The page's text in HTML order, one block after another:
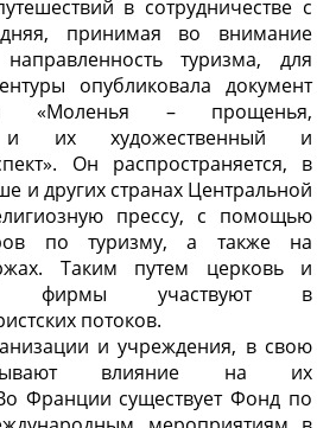
в сотрудничестве с
принимая во внимание
направленность туризма, для
опубликовала документ
«Моленья – прощенья,
и их художественный и
Он распространяется, в
и других странах Центральной
прессу, с помощью
по туризму, а также на
Таким путем церковь и
фирмы участвуют в
потоков.
и учреждения, в свою
влияние на их
Франции существует Фонд по